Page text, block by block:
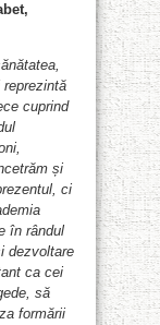
cuprind
și
ci
în rândul
dezvoltare
ca cei
să
formării